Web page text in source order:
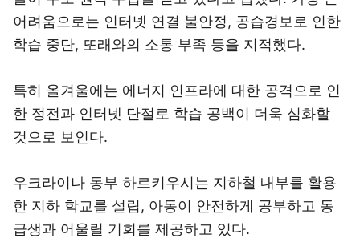
어려움으로는 인터넷 연결 불안정, 공습경보로 인한
학습 중단, 또래와의 소통 부족 등을 지적했다.
특히 올겨울에는 에너지 인프라에 대한 공격으로 인
한 정전과 인터넷 단절로 학습 공백이 더욱 심화할
것으로 보인다.
우크라이나 동부 하르키우시는 지하철 내부를 활용
한 지하 학교를 설립, 아동이 안전하게 공부하고 동
급생과 어울릴 기회를 제공하고 있다.